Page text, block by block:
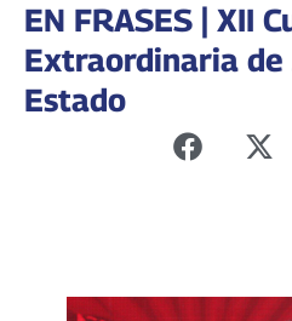
EN FRASES | XII
Extraordinaria de
Estado